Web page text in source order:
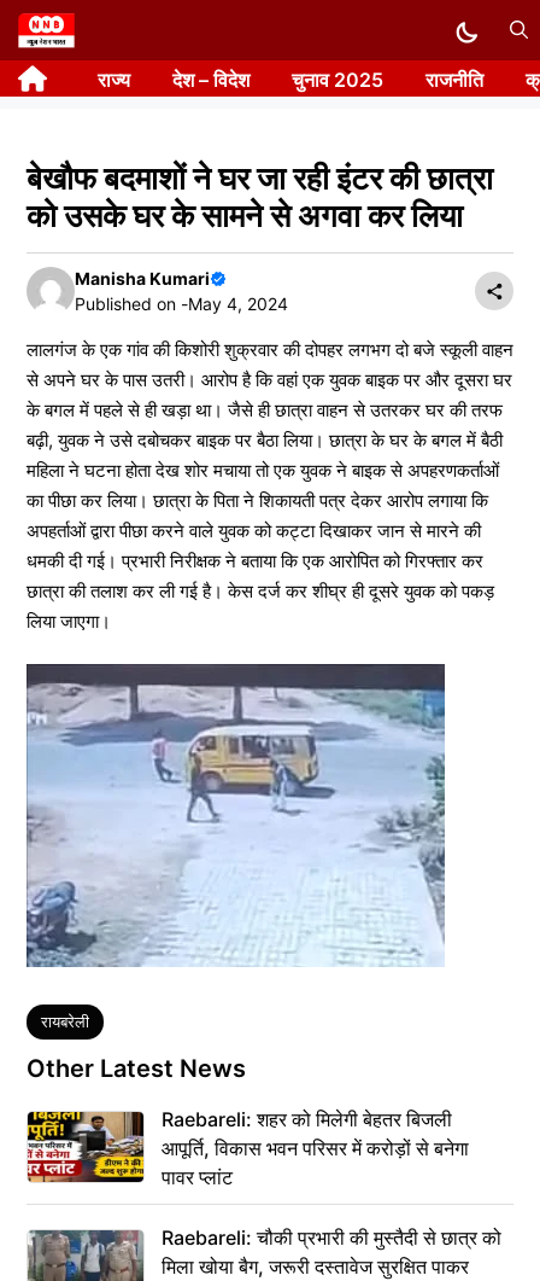
Skip
to
content राज्य देश – विदेश चुनाव 2025 राजनीति
बेखौफ बदमाशों ने घर जा रही इंटर की छात्रा
को उसके घर के सामने से अगवा कर लिया
Manisha Kumari
Published on -May 4, 2024
लालगंज के एक गांव की किशोरी शुक्रवार की दोपहर लगभग दो बजे स्कूली वाहन
से अपने घर के पास उतरी। आरोप है कि वहां एक युवक बाइक पर और दूसरा घर
के बगल में पहले से ही खड़ा था। जैसे ही छात्रा वाहन से उतरकर घर की तरफ
बढ़ी, युवक ने उसे दबोचकर बाइक पर बैठा लिया। छात्रा के घर के बगल में बैठी
महिला ने घटना होता देख शोर मचाया तो एक युवक ने बाइक से अपहरणकर्ताओं
का पीछा कर लिया। छात्रा के पिता ने शिकायती पत्र देकर आरोप लगाया कि
अपहर्ताओं द्वारा पीछा करने वाले युवक को कट्टा दिखाकर जान से मारने की
धमकी दी गई। प्रभारी निरीक्षक ने बताया कि एक आरोपित को गिरफ्तार कर
छात्रा की तलाश कर ली गई है। केस दर्ज कर शीघ्र ही दूसरे युवक को पकड़
लिया जाएगा।
Tags
रायबरेली
Other Latest News
Raebareli: शहर को मिलेगी बेहतर बिजली
आपूर्ति, विकास भवन परिसर में करोड़ों से बनेगा
पावर प्लांट
Raebareli: चौकी प्रभारी की मुस्तैदी से छात्र को
मिला खोया बैग, जरूरी दस्तावेज सुरक्षित पाकर